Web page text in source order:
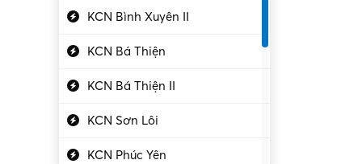
Làm bán thời gian
Lao động phổ thông
Lập trình – Phát triển
Luật – Công chứng
Marketing – PR
KCN Bình Xuyên II
KCN Bá Thiện
KCN Bá Thiện II
KCN Sơn Lôi
KCN Phúc Yên